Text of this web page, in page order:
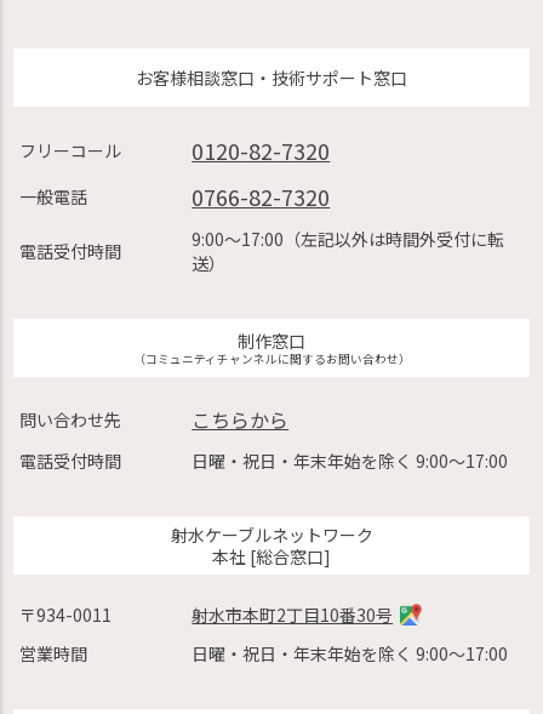
お客様相談窓口・技術サポート窓口
フリーコール 0120-82-7320
一般電話 0766-82-7320
電話受付時間
9:00〜17:00（左記以外は時間外受付に転
送）
制作窓口
（コミュニティチャンネルに関するお問い合わせ）
問い合わせ先 こちらから
電話受付時間 日曜・祝日・年末年始を除く 9:00〜17:00
射水ケーブルネットワーク
本社 [総合窓口]
〒934-0011
射水市本町2丁目10番30号
営業時間
日曜・祝日・年末年始を除く 9:00〜17:00